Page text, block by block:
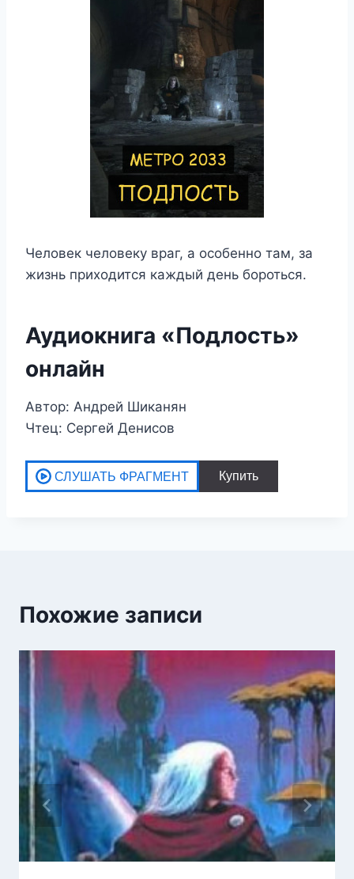
Человек человеку враг, а особенно там, за
жизнь приходится каждый день бороться.
Аудиокнига «Подлость»
онлайн
Автор: Андрей Шиканян
Чтец: Сергей Денисов
Похожие записи